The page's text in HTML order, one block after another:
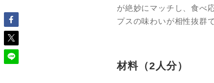
が絶妙にマッチし、食べ
プスの味わいが相性抜群
材料（2人分）